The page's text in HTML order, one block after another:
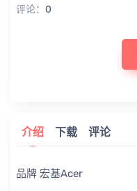
评论： 0
介绍 下载 评论
品牌 宏基Acer